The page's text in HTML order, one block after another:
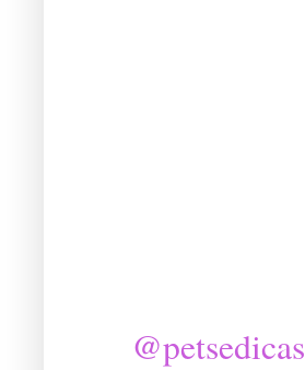
@petsedicas